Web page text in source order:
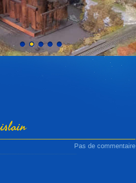
Pas de commentaire